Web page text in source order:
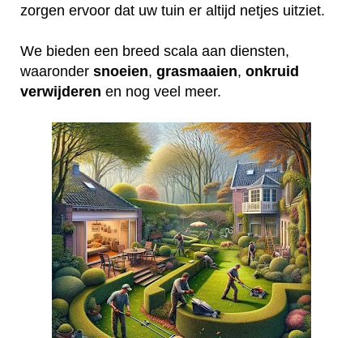
zorgen ervoor dat uw tuin er altijd netjes uitziet.
We bieden een breed scala aan diensten,
waaronder snoeien, grasmaaien, onkruid
verwijderen en nog veel meer.